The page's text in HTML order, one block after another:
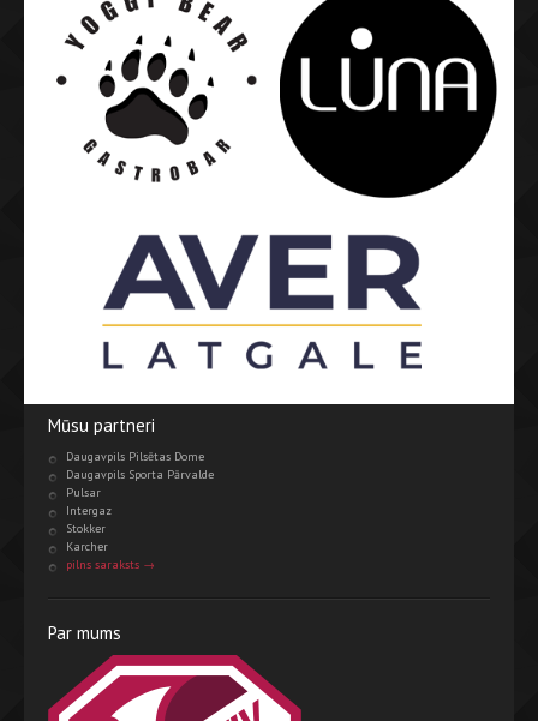
Mūsu partneri
Daugavpils Pilsētas Dome
Daugavpils Sporta Pārvalde
Pulsar
Intergaz
Stokker
Karcher
pilns saraksts →
Par mums